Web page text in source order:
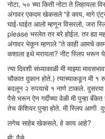
नोटा, ५० च्या किती नोटा ते
अंगावर एकदम खेकसले "हे काय, मागे
घाई-घाईत आलो म्हणून विसरलो, जरा
please भरलेत तर बरे होईल. तर ह्या
अंगावर भेकून म्हणाले "ते काही आमचे
कशाला इथे मरायला? नीट स्लिप भरून
त्या दिवशी संध्याकाळी मी माझ्या
चौकात दुकान होते.) त्याच्याकडून मी १
बदलून २ रुपयाचे १ नाणे टाकले. दुसरया
पैसे भरून ऐन गर्दीच्या वेळी मी पुन्हा
तेच कॅशियर पुन्हा होते. मी स्लिप आणी
लगेच साहेब खेकसले, हे काय आहे?